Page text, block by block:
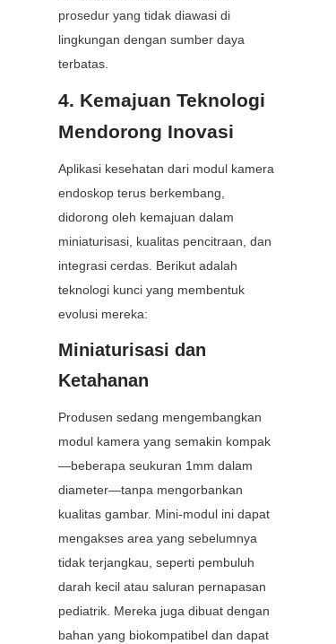
prosedur yang tidak diawasi di
lingkungan dengan sumber daya
terbatas.
4. Kemajuan Teknologi
Mendorong Inovasi
Aplikasi kesehatan dari modul kamera
endoskop terus berkembang,
didorong oleh kemajuan dalam
miniaturisasi, kualitas pencitraan, dan
integrasi cerdas. Berikut adalah
teknologi kunci yang membentuk
evolusi mereka:
Miniaturisasi dan
Ketahanan
Produsen sedang mengembangkan
modul kamera yang semakin kompak
—beberapa seukuran 1mm dalam
diameter—tanpa mengorbankan
kualitas gambar. Mini-modul ini dapat
mengakses area yang sebelumnya
tidak terjangkau, seperti pembuluh
darah kecil atau saluran pernapasan
pediatrik. Mereka juga dibuat dengan
bahan yang biokompatibel dan dapat